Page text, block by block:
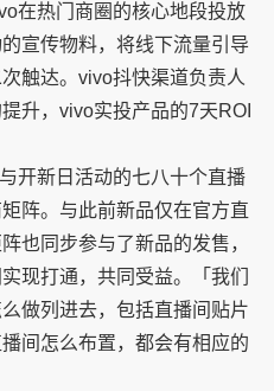
在热门商圈的核心地段投放
宣传物料，将线下流量引导
触达。vivo抖快渠道负责人
升，vivo实投产品的7天ROI
开新日活动的七八十个直播
阵。与此前新品仅在官方直
也同步参与了新品的发售，
现打通，共同受益。「我们
做列进去，包括直播间贴片
间怎么布置，都会有相应的